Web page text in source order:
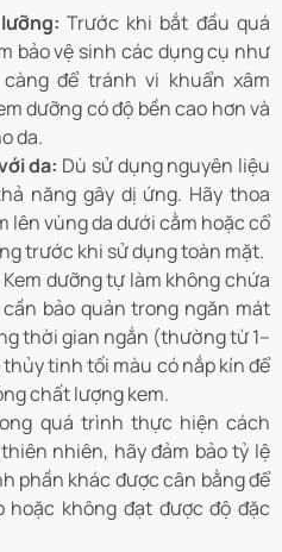
Trước khi bắt đầu quá
bảo vệ sinh các dụng cụ như
để tránh vi khuẩn xâm
dưỡng có độ bền cao hơn và
da.
da: Dù sử dụng nguyên liệu
năng gây dị ứng. Hãy thoa
lên vùng da dưới cằm hoặc cổ
trước khi sử dụng toàn mặt.
Kem dưỡng tự làm không chứa
bảo quản trong ngăn mát
thời gian ngắn (thường từ 1–
tinh tối màu có nắp kín để
chất lượng kem.
quá trình thực hiện cách
nhiên, hãy đảm bảo tỷ lệ
phần khác được cân bằng để
không đạt được độ đặc